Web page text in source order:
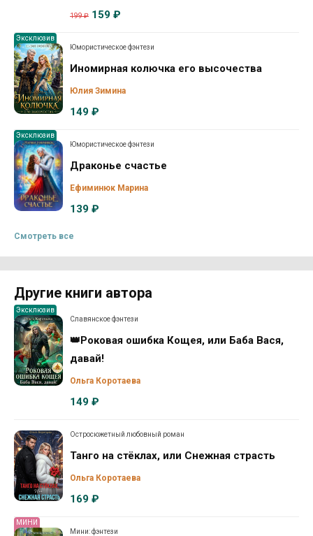
199 ₽ 159 ₽
Эксклюзив
Юмористическое фэнтези
Иномирная колючка его высочества
Юлия Зимина
149 ₽
Эксклюзив
Юмористическое фэнтези
Драконье счастье
Ефиминюк Марина
139 ₽
Смотреть все
Другие книги автора
Эксклюзив
Славянское фэнтези
👑Роковая ошибка Кощея, или Баба Вася,
давай!
Ольга Коротаева
149 ₽
Остросюжетный любовный роман
Танго на стёклах, или Снежная страсть
Ольга Коротаева
169 ₽
МИНИ
Мини: фэнтези